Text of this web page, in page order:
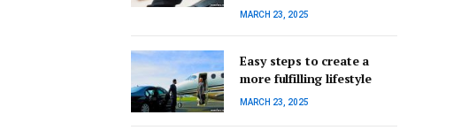
MARCH 23, 2025
Easy steps to create a
more fulfilling lifestyle
MARCH 23, 2025